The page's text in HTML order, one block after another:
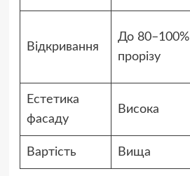
Відкривання
До 80–100%
прорізу
Естетика
фасаду
Висока
Вартість Вища